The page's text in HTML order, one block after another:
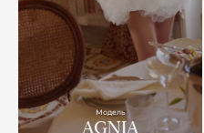
Модель
AGNIA